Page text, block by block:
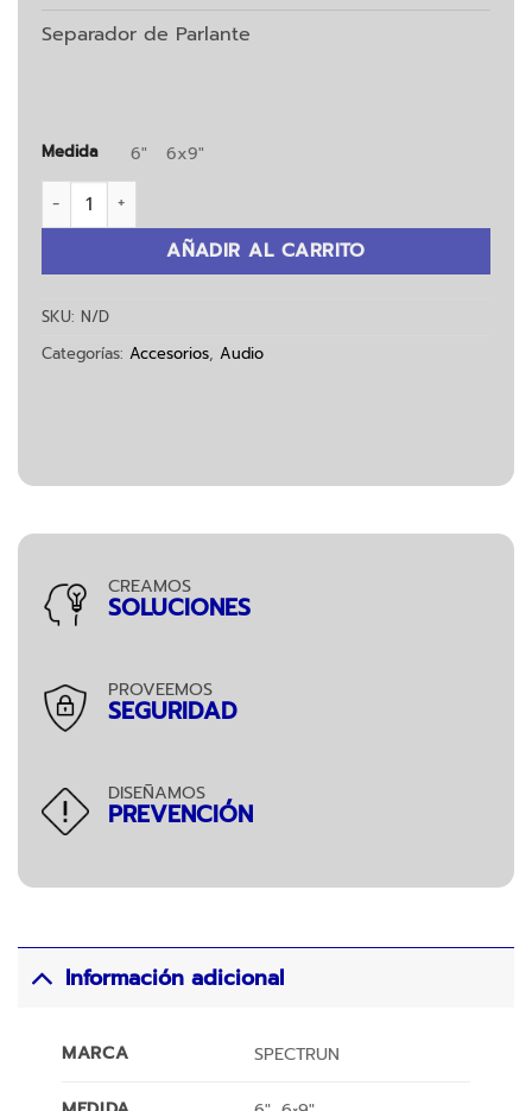
Separador de Parlante
Medida 6" 6x9"
Suplemento Abs cantidad
AÑADIR AL CARRITO
SKU: N/D
Categorías: Accesorios, Audio
CREAMOS
SOLUCIONES
PROVEEMOS
SEGURIDAD
DISEÑAMOS
PREVENCIÓN
Información adicional
MARCA SPECTRUN